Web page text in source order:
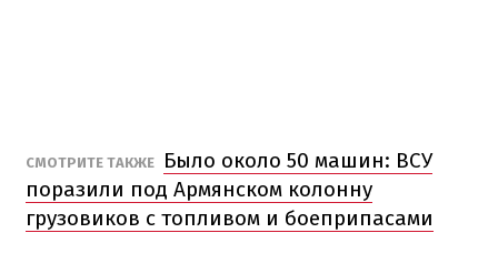
СМОТРИТЕ ТАКЖЕ
Было около 50 машин: ВСУ
поразили под Армянском колонну
грузовиков с топливом и боеприпасами